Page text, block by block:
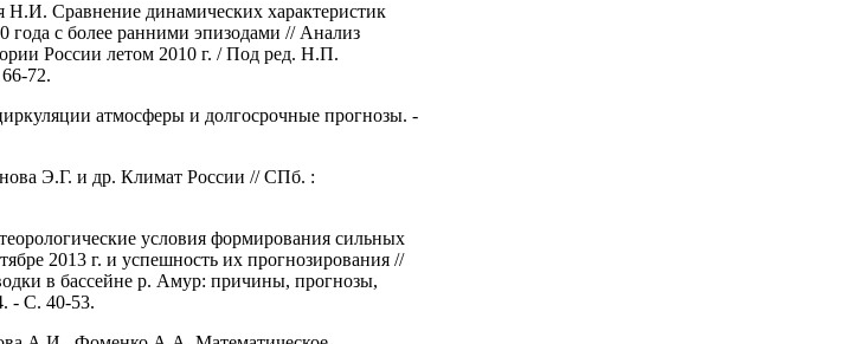
Сравнение динамических характеристик
года с более ранними эпизодами // Анализ
России летом 2010 г. / Под ред. Н.П.
72.
атмосферы и долгосрочные прогнозы. -
Э.Г. и др. Климат России // СПб. :
условия формирования сильных
2013 г. и успешность их прогнозирования //
в бассейне р. Амур: причины, прогнозы,
- С. 40-53.